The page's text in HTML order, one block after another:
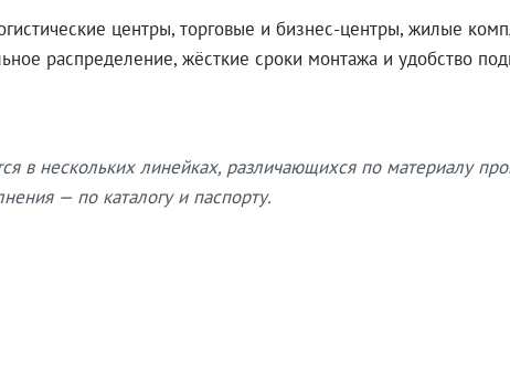
центры, торговые и бизнес-центры, жилые
распределение, жёсткие сроки монтажа и удобство
в нескольких линейках, различающихся по материалу
— по каталогу и паспорту.